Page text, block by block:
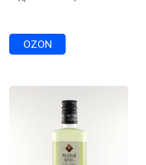
OZON